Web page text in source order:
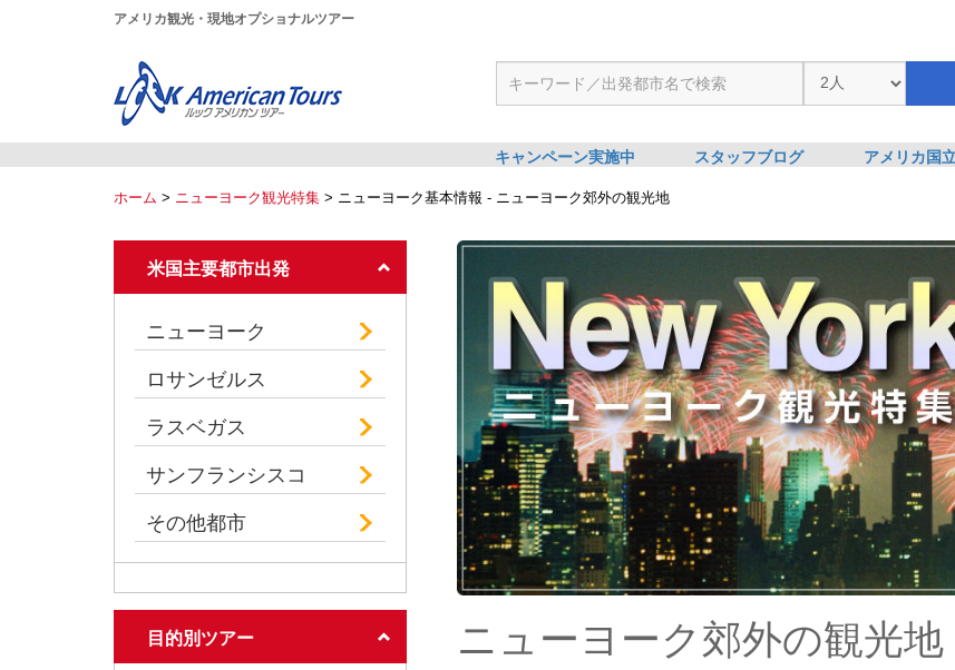
アメリカ観光・現地オプショナルツアー
キャンペーン実施中 スタッフブログ アメリカ国
ホーム > ニューヨーク観光特集 > ニューヨーク基本情報 - ニューヨーク郊外の観光地
米国主要都市出発
ニューヨーク
ロサンゼルス
ラスベガス
サンフランシスコ
その他都市
目的別ツアー ニューヨーク郊外の観光地